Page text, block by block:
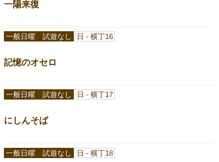
一陽来復
記憶のオセロ
一般日曜 試遊なし 日 - 横丁16
にしんそば
一般日曜 試遊なし 日 - 横丁17
一般日曜 試遊なし 日 - 横丁18